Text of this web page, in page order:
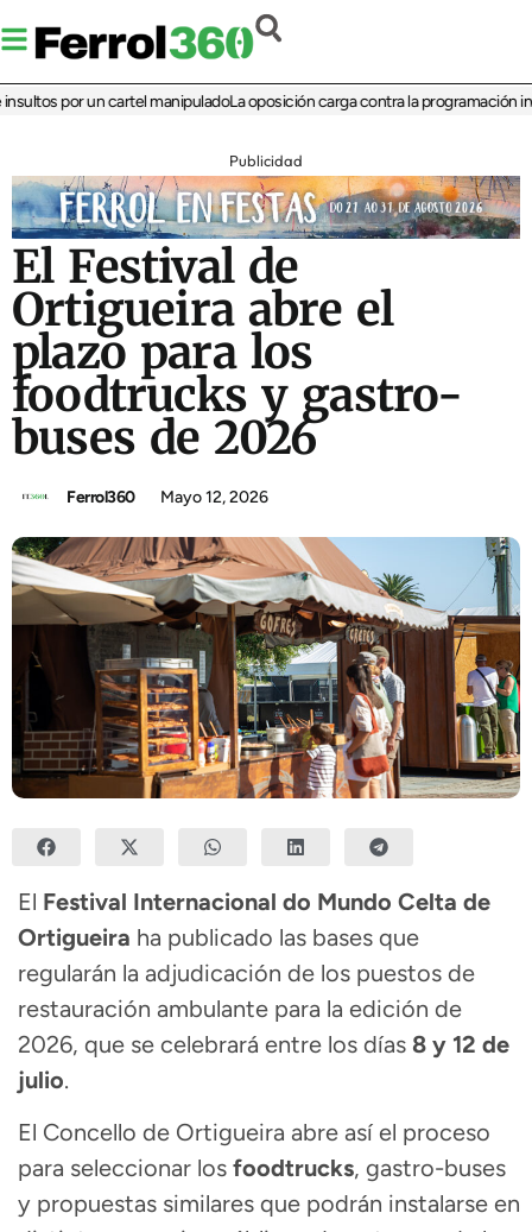
por un cartel manipuladoLa oposición carga contra la programación
Publicidad
El Festival de
Ortigueira abre el
plazo para los
foodtrucks y gastro-
buses de 2026
Ferrol360 Mayo 12, 2026
El Festival Internacional do Mundo Celta de
Ortigueira ha publicado las bases que
regularán la adjudicación de los puestos de
restauración ambulante para la edición de
2026, que se celebrará entre los días 8 y 12 de
julio.
El Concello de Ortigueira abre así el proceso
para seleccionar los foodtrucks, gastro-buses
y propuestas similares que podrán instalarse en